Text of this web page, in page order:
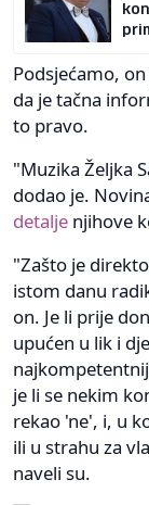
Podsjećamo,
da je tačna
to pravo.
"Muzika Željka
dodao je.
detalje njihove
"Zašto je
istom danu
on. Je li prije
upućen u lik i
je li se nekim
rekao 'ne', i, u
ili u strahu za
naveli su.